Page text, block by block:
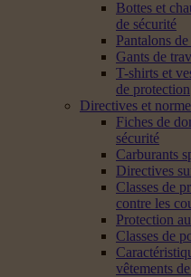
Bottes et
de sécurité
Pantalons
Gants de
T-shirts et
de protection
Directives et
Fiches de
sécurité
Carburants
Directives
Classes de
contre les
Protection
Classes de
vêtements